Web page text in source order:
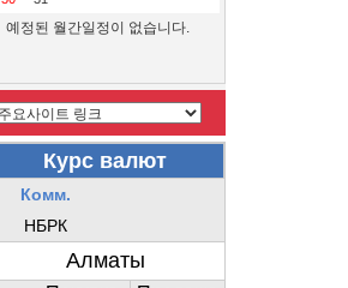
예정된 월간일정이 없습니다.